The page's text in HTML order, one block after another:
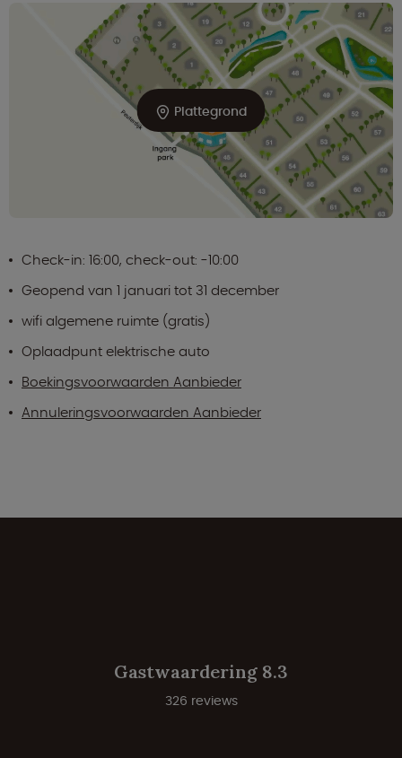
Plattegrond
Check-in: 16:00, check-out: -10:00
Geopend van 1 januari tot 31 december
wifi algemene ruimte (gratis)
Oplaadpunt elektrische auto
Boekingsvoorwaarden Aanbieder
Annuleringsvoorwaarden Aanbieder
Gastwaardering 8.3
326 reviews